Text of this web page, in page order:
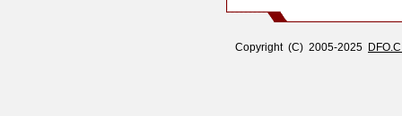
Copyright (C) 2005-2025